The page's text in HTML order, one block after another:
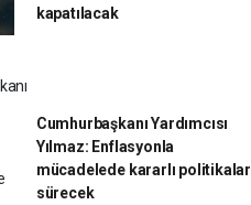
kapatılacak
Cumhurbaşkanı Yardımcısı
Yılmaz: Enflasyonla
mücadelede kararlı politikalar
sürecek